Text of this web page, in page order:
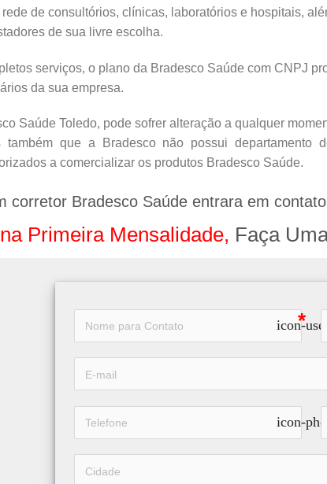
de consultórios, clínicas, laboratórios e hospitais,
de sua livre escolha.
serviços, o plano da Bradesco Saúde com CNPJ
da sua empresa.
Saúde Toledo, pode sofrer alteração a qualquer
que a Bradesco não possui departamento
a comercializar os produtos Bradesco Saúde.
corretor Bradesco Saúde entrara em
Primeira Mensalidade, Faça
icon-user
icon-